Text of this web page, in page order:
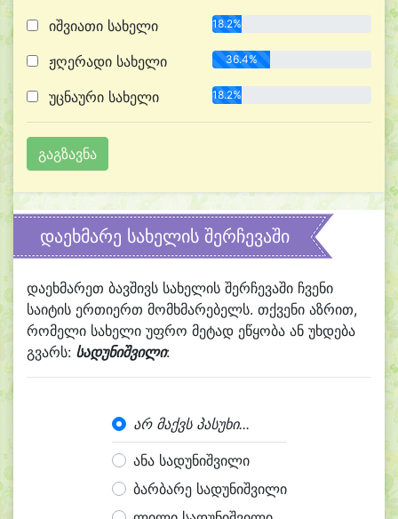
იშვიათი სახელი 18.2%
ჟღერადი სახელი 36.4%
უცნაური სახელი 18.2%
დაეხმარე სახელის შერჩევაში
დაეხმარეთ ბავშივს სახელის შერჩევაში ჩვენი
საიტის ერთიერთ მომხმარებელს. თქვენი აზრით,
რომელი სახელი უფრო მეტად ეწყობა ან უხდება
გვარს: სადუნიშვილი:
არ მაქვს პასუხი...
ანა სადუნიშვილი
ბარბარე სადუნიშვილი